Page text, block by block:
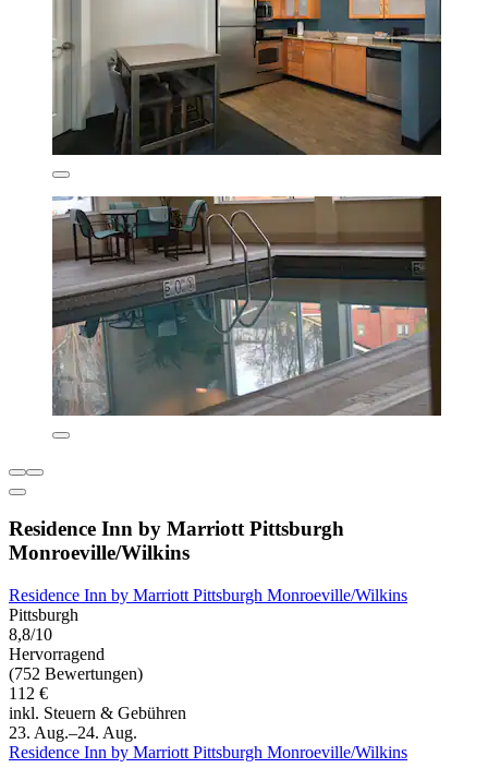
Residence Inn by Marriott Pittsburgh
Monroeville/Wilkins
Residence Inn by Marriott Pittsburgh Monroeville/Wilkins
Pittsburgh
8,8/10
Hervorragend
(752 Bewertungen)
112 €
inkl. Steuern & Gebühren
23. Aug.–24. Aug.
Residence Inn by Marriott Pittsburgh Monroeville/Wilkins